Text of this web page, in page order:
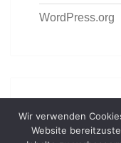
WordPress.org
me
Wir verwenden
Website